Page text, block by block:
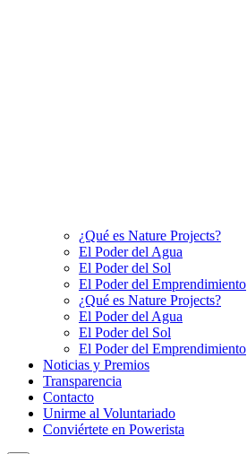
¿Qué es Nature Projects?
El Poder del Agua
El Poder del Sol
El Poder del Emprendimiento
¿Qué es Nature Projects?
El Poder del Agua
El Poder del Sol
El Poder del Emprendimiento
Noticias y Premios
Transparencia
Contacto
Unirme al Voluntariado
Conviértete en Powerista